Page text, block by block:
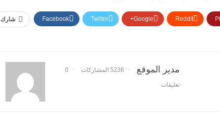
شارك Facebook Twitter Google+ ReddIt
مدير الموقع 5236 المشاركات 0
تعليقات